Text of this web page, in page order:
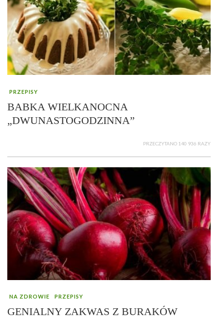
PRZEPISY
BABKA WIELKANOCNA
„DWUNASTOGODZINNA”
PRZECZYTANO 140 936 RAZY
NA ZDROWIE PRZEPISY
GENIALNY ZAKWAS Z BURAKÓW